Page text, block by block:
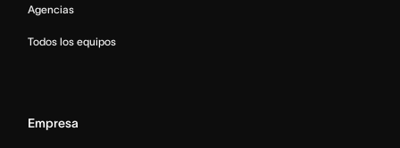
Agencias
Todos los equipos
Empresa